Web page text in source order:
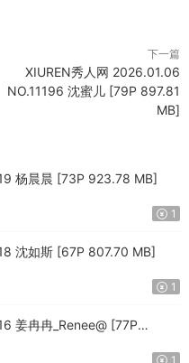
下一篇
XIUREN秀人网 2026.01.06
NO.11196 沈蜜儿 [79P 897.81
MB]
杨晨晨 [73P 923.78 MB]
1
沈如斯 [67P 807.70 MB]
1
姜冉冉_Renee@ [77P
1